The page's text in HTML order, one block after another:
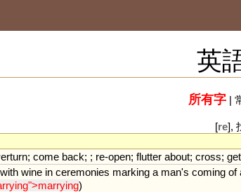
英
所有字|
[re],
; come back; ; re-open; flutter about; cross; get
with wine in ceremonies marking a man's coming of
)